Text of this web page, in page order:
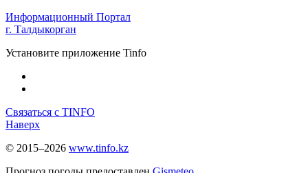
Информационный Портал
г. Талдыкорган
Установите приложение Tinfo
Связаться с TINFO
Наверх
© 2015–2026 www.tinfo.kz